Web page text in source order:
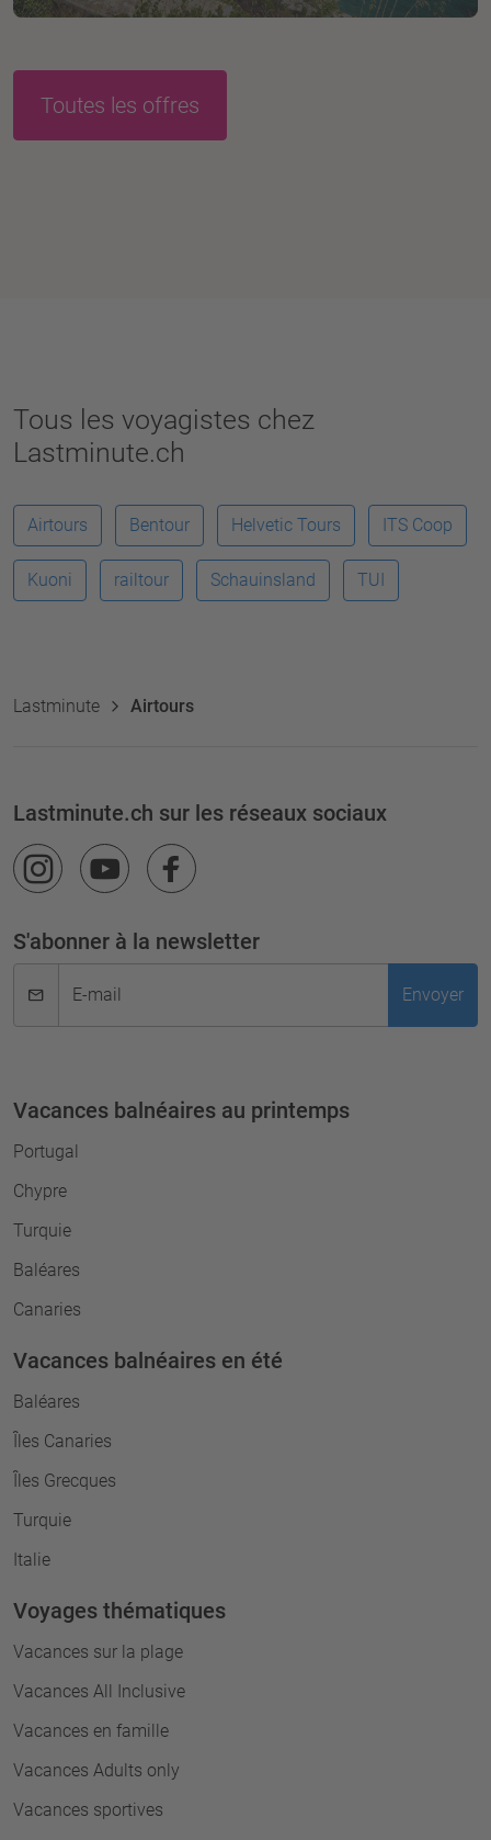
Toutes les offres
Tous les voyagistes chez
Lastminute.ch
Airtours Bentour Helvetic Tours ITS Coop
Kuoni railtour Schauinsland TUI
Lastminute Airtours
Lastminute.ch sur les réseaux sociaux
S'abonner à la newsletter
E-mail Envoyer
Vacances balnéaires au printemps
Portugal
Chypre
Turquie
Baléares
Canaries
Vacances balnéaires en été
Baléares
Îles Canaries
Îles Grecques
Turquie
Italie
Voyages thématiques
Vacances sur la plage
Vacances All Inclusive
Vacances en famille
Vacances Adults only
Vacances sportives